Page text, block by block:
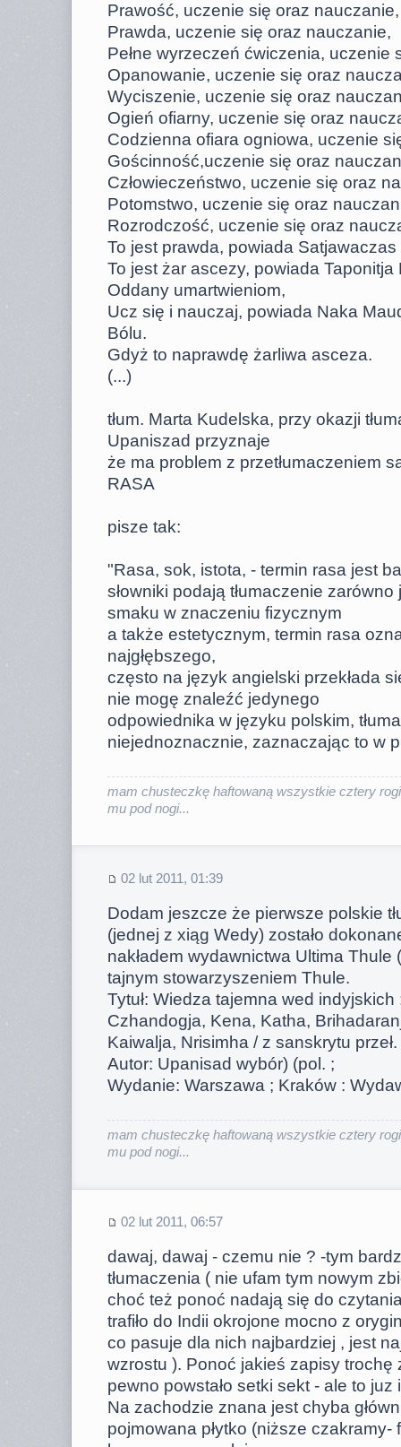
Prawość, uczenie się oraz nauczanie,
Prawda, uczenie się oraz nauczanie,
Pełne wyrzeczeń ćwiczenia, uczenie
Opanowanie, uczenie się oraz
Wyciszenie, uczenie się oraz
Ogień ofiarny, uczenie się oraz
Codzienna ofiara ogniowa, uczenie
Gościnność,uczenie się oraz
Człowieczeństwo, uczenie się oraz
Potomstwo, uczenie się oraz
Rozrodczość, uczenie się oraz
To jest prawda, powiada Satjawaczas
To jest żar ascezy, powiada Taponitja
Oddany umartwieniom,
Ucz się i nauczaj, powiada Naka
Bólu.
Gdyż to naprawdę żarliwa asceza.
(...)
tłum. Marta Kudelska, przy okazji
Upaniszad przyznaje
że ma problem z przetłumaczeniem
RASA
pisze tak:
"Rasa, sok, istota, - termin rasa jest
słowniki podają tłumaczenie
smaku w znaczeniu fizycznym
a także estetycznym, termin rasa
najgłębszego,
często na język angielski przekłada
nie mogę znaleźć jedynego
odpowiednika w języku polskim,
niejednoznacznie, zaznaczając to w
mam chusteczkę haftowaną wszystkie cztery
mu pod nogi...
02 lut 2011, 01:39
Dodam jeszcze że pierwsze polskie
(jednej z xiąg Wedy) zostało
nakładem wydawnictwa Ultima
tajnym stowarzyszeniem Thule.
Tytuł: Wiedza tajemna wed
Czhandogja, Kena, Katha,
Kaiwalja, Nrisimha / z sanskrytu
Autor: Upanisad wybór) (pol. ;
Wydanie: Warszawa ; Kraków :
mam chusteczkę haftowaną wszystkie cztery
mu pod nogi...
02 lut 2011, 06:57
dawaj, dawaj - czemu nie ? -tym
tłumaczenia ( nie ufam tym nowym
choć też ponoć nadają się do
trafiło do Indii okrojone mocno z
co pasuje dla nich najbardziej , jest
wzrostu ). Ponoć jakieś zapisy trochę
pewno powstało setki sekt - ale to juz
Na zachodzie znana jest chyba
pojmowana płytko (niższe czakramy-